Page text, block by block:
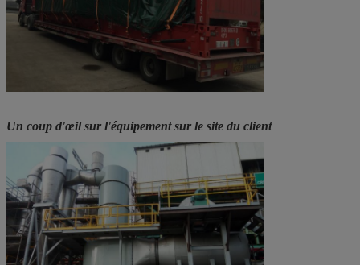
Un coup d'œil sur l'équipement sur le site du client